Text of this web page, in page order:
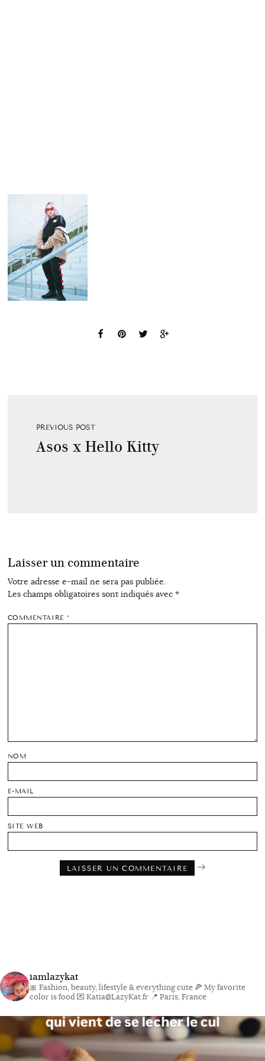
PREVIOUS POST
Asos x Hello Kitty
Laisser un commentaire
Votre adresse e-mail ne sera pas publiée.
Les champs obligatoires sont indiqués avec *
COMMENTAIRE*
NOM
E-MAIL
SITE WEB
iamlazykat
🎀 Fashion, beauty, lifestyle & everything cute 🍕 My favorite
color is food💌 Katia@LazyKat.fr 📍 Paris, France